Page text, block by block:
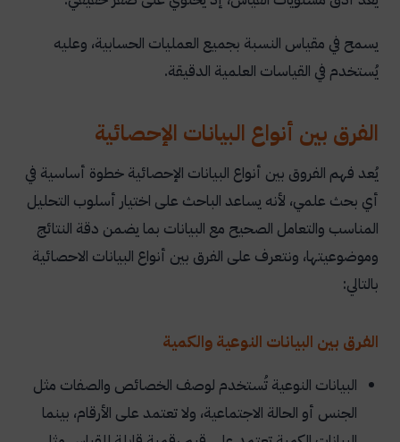
يسمح في مقياس النسبة بجميع العمليات الحسابية، وعليه
يُستخدم في القياسات العلمية الدقيقة.
الفرق بين أنواع البيانات الإحصائية
يُعد فهم الفروق بين أنواع البيانات الإحصائية خطوة أساسية في
أي بحث علمي، لأنه يساعد الباحث على اختيار أسلوب التحليل
المناسب والتعامل الصحيح مع البيانات بما يضمن دقة النتائج
وموضوعيتها، ونتعرف على الفرق بين أنواع البيانات الاحصائية
بالتالي:
الفرق بين البيانات النوعية والكمية
البيانات النوعية تُستخدم لوصف الخصائص والصفات مثل
الجنس أو الحالة الاجتماعية، ولا تعتمد على الأرقام، بينما